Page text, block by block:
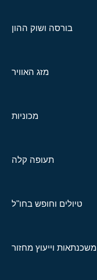
בורסה ושוק ההון
מזג האוויר
מכוניות
תעופה קלה
טיולים וחופש בחו"ל
משכנתאות וייעוץ מחזור